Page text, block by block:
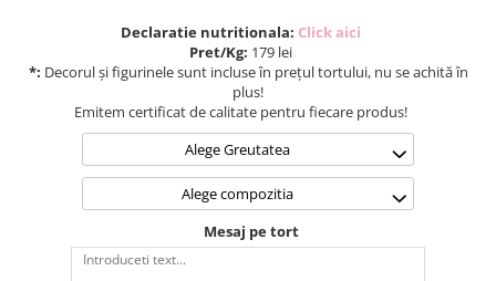
Declaratie nutritionala: Click aici
Pret/Kg: 179 lei
*: Decorul și figurinele sunt incluse în prețul tortului, nu se achită în
plus!
Emitem certificat de calitate pentru fiecare produs!
Alege Greutatea
Alege compozitia
Mesaj pe tort